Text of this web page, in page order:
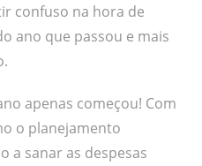
confuso na hora de
ano que passou e mais
apenas começou! Com
o planejamento
a sanar as despesas